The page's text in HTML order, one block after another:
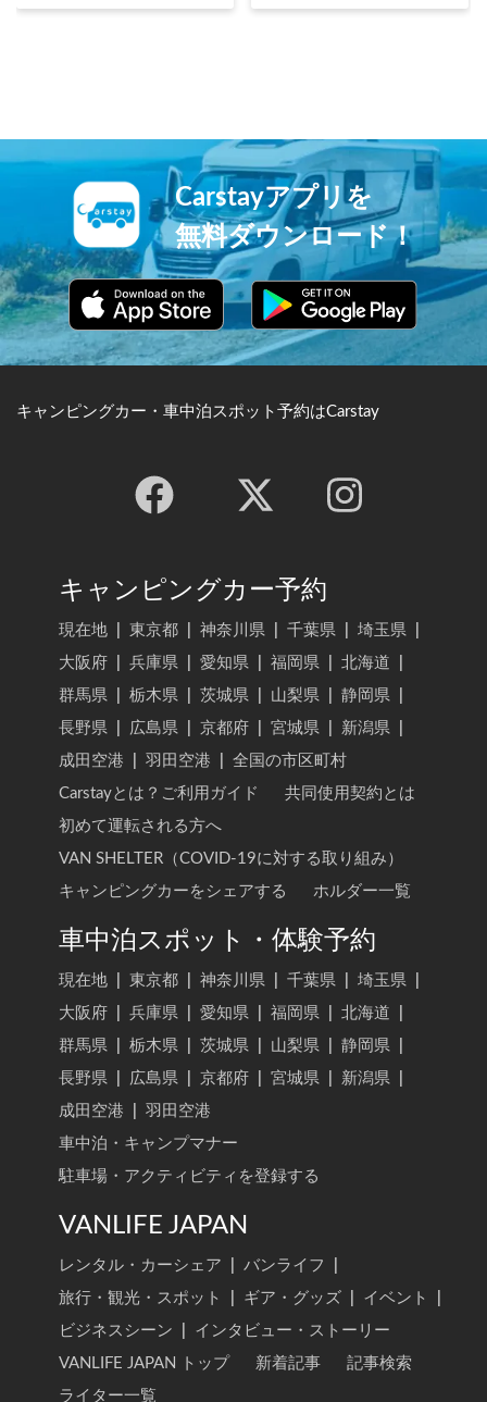
沈む夕日を見る絶景ドライブ
大伽藍をもちます。戦国時代
です。
Carstayアプリを
無料ダウンロード！
キャンピングカー・車中泊スポット予約はCarstay
キャンピングカー予約
現在地 東京都 神奈川県 千葉県 埼玉県
大阪府
兵庫県 愛知県 福岡県 北海道
群馬県
栃木県 茨城県 山梨県 静岡県
長野県
広島県 京都府 宮城県 新潟県
成田空港
羽田空港
全国の市区町村
Carstayとは？ご利用ガイド
共同使用契約とは
初めて運転される方へ
VAN SHELTER（COVID-19に対する取り組み）
キャンピングカーをシェアする
ホルダー一覧
車中泊スポット・体験予約
現在地 東京都 神奈川県 千葉県 埼玉県
大阪府
兵庫県 愛知県 福岡県 北海道
群馬県
栃木県 茨城県 山梨県 静岡県
長野県
広島県 京都府 宮城県 新潟県
成田空港
羽田空港
車中泊・キャンプマナー
駐車場・アクティビティを登録する
VANLIFE JAPAN
レンタル・カーシェア バンライフ
旅行・観光・スポット
ギア・グッズ イベント
ビジネスシーン
インタビュー・ストーリー
VANLIFE JAPAN トップ
新着記事
記事検索
ライター一覧